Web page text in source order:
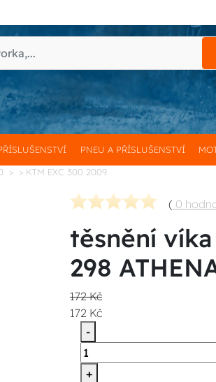
PNEU A PŘÍSLUŠENSTVÍ
> KTM EXC 300 2009
( 0
těsnění
298
172 Kč
172 Kč
-
+